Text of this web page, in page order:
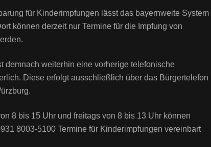
für Kinderimpfungen lässt das bayernweite System
können derzeit nur Termine für die Impfung von
demnach weiterhin eine vorherige telefonische
Diese erfolgt ausschließlich über das Bürgertelefon
8 bis 15 Uhr und freitags von 8 bis 13 Uhr können
8003-5100 Termine für Kinderimpfungen vereinbart